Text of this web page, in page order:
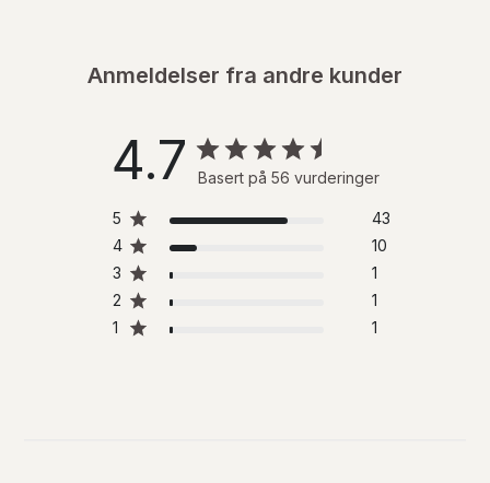
Anmeldelser fra andre kunder
4.7 Basert på 56 vurderinger
5
43
4
10
3
1
2
1
1
1